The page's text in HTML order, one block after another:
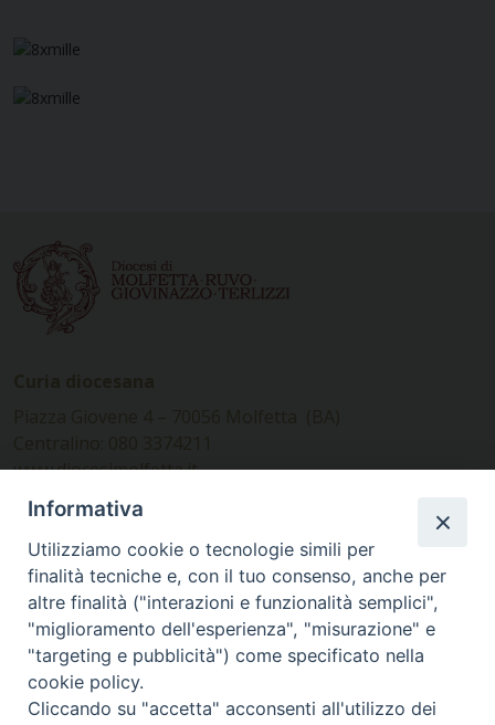
www.diocesimolfetta.it –
diocesimolfetta@pec.chiesacattolica.it
Ufficio Comunicazioni sociali
Piazza Giovene 4 – 70056 Molfetta (BA)
comunicazionisociali@diocesimolfetta.it
SEGUICI SU
Informativa
Utilizziamo cookie o tecnologie simili per
finalità tecniche e, con il tuo consenso, anche per
altre finalità ("interazioni e funzionalità semplici",
"miglioramento dell'esperienza", "misurazione" e
"targeting e pubblicità") come specificato nella
cookie policy.
Cliccando su "accetta" acconsenti all'utilizzo dei